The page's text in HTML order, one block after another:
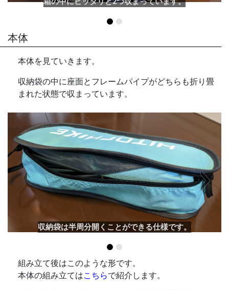
本体
本体を見ていきます。
収納袋の中に座面とフレームパイプがどちらも折り畳
まれた状態で収まっています。
収納袋は半周分開くことができる仕様です。
Next
組み立て後はこのような形です。
本体の組み立てはこちらで紹介します。